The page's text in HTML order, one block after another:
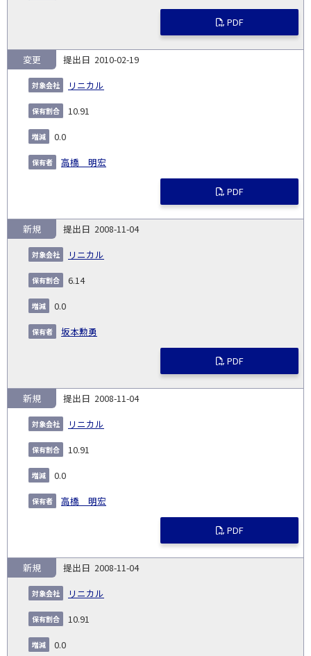
PDF
2010-02-19
リニカル
変更
10.91
0.0
高橋 明宏
PDF
2008-11-04
リニカル
新規
6.14
0.0
坂本勲勇
PDF
2008-11-04
リニカル
新規
10.91
0.0
高橋 明宏
PDF
2008-11-04
リニカル
新規
10.91
0.0